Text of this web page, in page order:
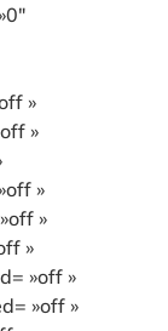
»
»
»
»
»
»off »
»off »